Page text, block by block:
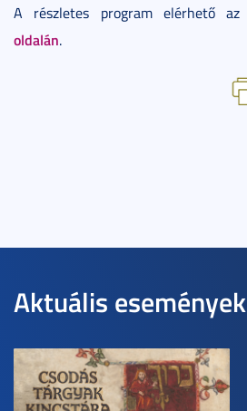
A részletes program elérhető az
oldalán.
Aktuális események